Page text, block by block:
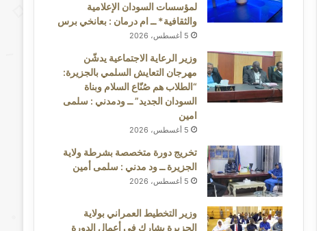
لمؤسسات السودان الإعلامية
والثقافية* ــ ام درمان : بعانخي برس
5 أغسطس، 2026
وزير الرعاية الاجتماعية يدشّن
مهرجان التعايش السلمي بالجزيرة:
“الطلاب هم صُنّاع السلام وبناة
السودان الجديد” ــ ودمدني : سلمى
امين
5 أغسطس، 2026
تخريج دورة متخصصة بشرطة ولاية
الجزيرة ــ ود مدني : سلمى أمين
5 أغسطس، 2026
وزير التخطيط العمراني بولاية
الجزيرة يشارك في أعمال الدورة